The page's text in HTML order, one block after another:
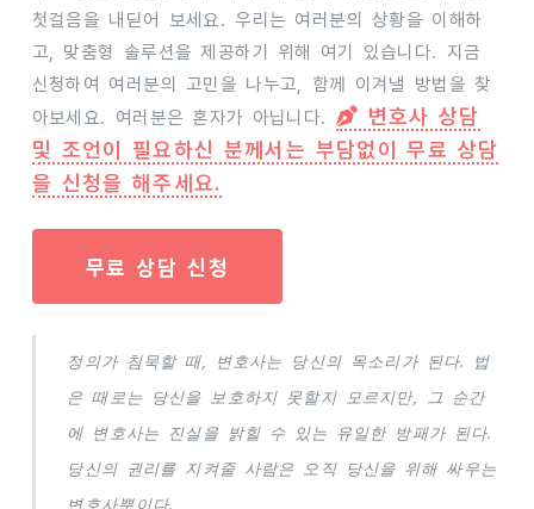
첫걸음을 내딛어 보세요. 우리는 여러분의 상황을 이해하
고, 맞춤형 솔루션을 제공하기 위해 여기 있습니다. 지금
신청하여 여러분의 고민을 나누고, 함께 이겨낼 방법을 찾
아보세요. 여러분은 혼자가 아닙니다.
변호사 상담
및 조언이 필요하신 분께서는 부담없이 무료 상담
을 신청을 해주세요.
무료 상담 신청
정의가 침묵할 때, 변호사는 당신의 목소리가 된다. 법
은 때로는 당신을 보호하지 못할지 모르지만, 그 순간
에 변호사는 진실을 밝힐 수 있는 유일한 방패가 된다.
당신의 권리를 지켜줄 사람은 오직 당신을 위해 싸우는
변호사뿐이다.